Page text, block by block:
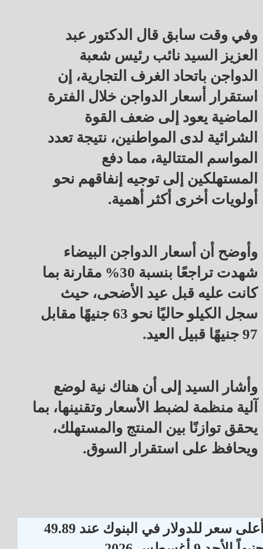
وفي وقت سابق قال الدكتور عبد
العزيز السيد نائب رئيس شعبة
الدواجن باتحاد الغرف التجارية، إن
استقرار أسعار الدواجن خلال الفترة
الماضية يعود إلى ضعف القوة
الشرائية لدى المواطنين، نتيجة تعدد
المواسم المتتالية، مما دفع
المستهلكين إلى توجيه إنفاقهم نحو
أولويات أخرى أكثر أهمية.
وأوضح أن أسعار الدواجن البيضاء
شهدت تراجعًا بنسبة 30% مقارنة بما
كانت عليه قبل عيد الأضحى، حيث
سجل الكيلو حاليًا نحو 63 جنيهًا مقابل
97 جنيهًا قبيل العيد.
وأشار السيد إلى أن هناك نية لوضع
آلية منظمة لضبط الأسعار وتقنينها، بما
يحقق توازنًا بين المنتج والمستهلك،
ويحافظ على استقرار السوق.
أعلى سعر للدولار في البنوك عند 49.89